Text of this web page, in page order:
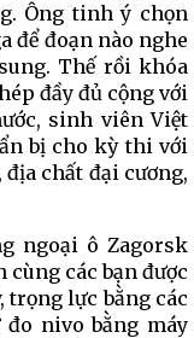
Ông tinh ý chọn
để đoạn nào nghe
Thế rồi khóa
đầy đủ cộng với
sinh viên Việt
bị cho kỳ thi với
chất đại cương,
ngoại ô Zagorsk
các bạn được
trọng lực bằng các
nivo bằng máy